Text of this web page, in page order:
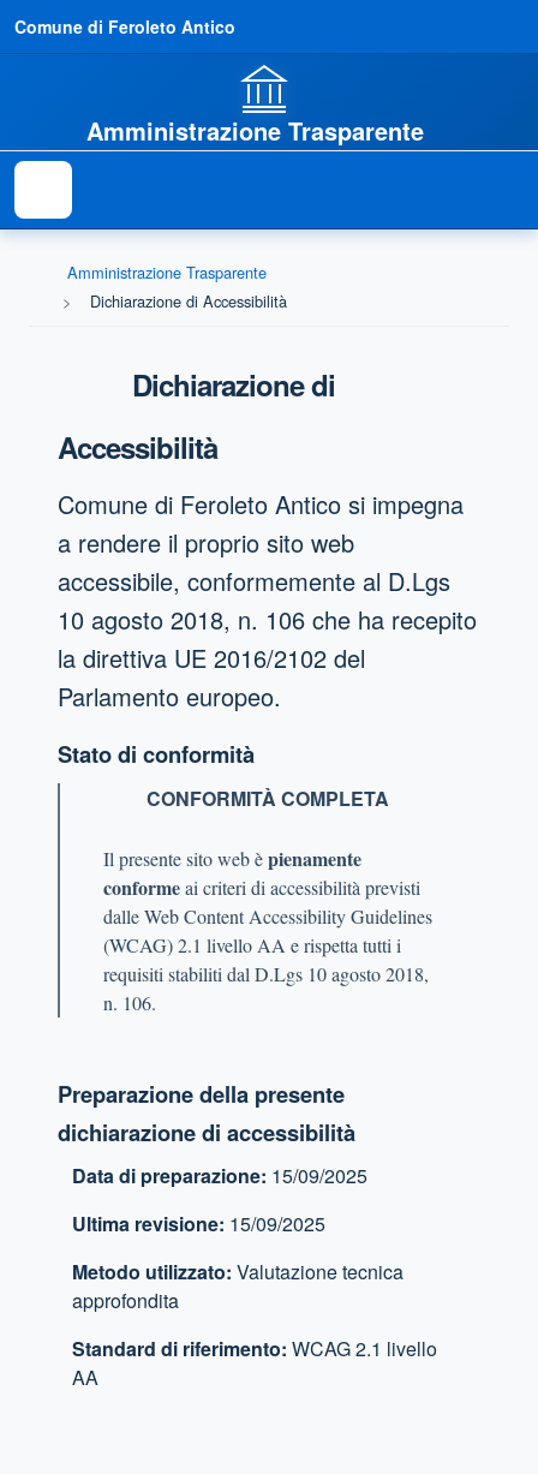
Comune di Feroleto Antico
Amministrazione Trasparente
Amministrazione Trasparente
Dichiarazione di Accessibilità
Dichiarazione di
Accessibilità
Comune di Feroleto Antico si impegna
a rendere il proprio sito web
accessibile, conformemente al D.Lgs
10 agosto 2018, n. 106 che ha recepito
la direttiva UE 2016/2102 del
Parlamento europeo.
Stato di conformità
CONFORMITÀ COMPLETA
Il presente sito web èpienamente
conformeai criteri di accessibilità previsti
dalle Web Content Accessibility Guidelines
(WCAG) 2.1 livello AA e rispetta tutti i
requisiti stabiliti dal D.Lgs 10 agosto 2018,
n. 106.
Preparazione della presente
dichiarazione di accessibilità
Data di preparazione: 15/09/2025
Ultima revisione: 15/09/2025
Metodo utilizzato: Valutazione tecnica
approfondita
Standard di riferimento: WCAG 2.1 livello
AA